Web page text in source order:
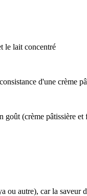
le lait concentré
d'une crème
goût (crème pâtissière et
autre), car la saveur